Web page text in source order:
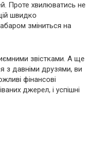
Проте хвилюватись не
швидко
зміниться на
звістками. А ще
з давніми друзями, ви
фінансові
джерел, і успішні